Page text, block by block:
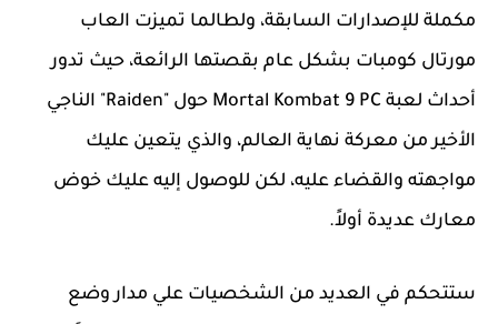
مكملة للإصدارات السابقة، ولطالما تميزت العاب
مورتال كومبات بشكل عام بقصتها الرائعة، حيث تدور
أحداث لعبة Mortal Kombat 9 PC حول "Raiden" الناجي
الأخير من معركة نهاية العالم، والذي يتعين عليك
مواجهته والقضاء عليه، لكن للوصول إليه عليك خوض
معارك عديدة أولاً.
ستتحكم في العديد من الشخصيات علي مدار وضع